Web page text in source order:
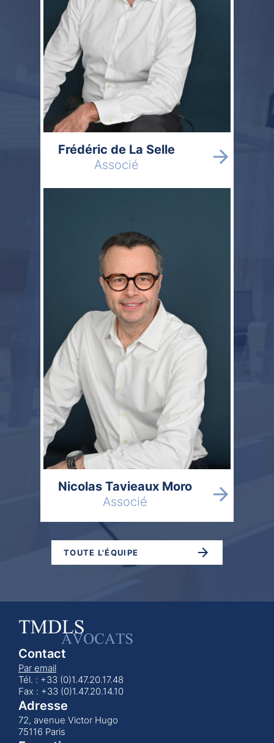
Frédéric de La Selle
Associé
Nicolas Tavieaux Moro
Associé
TOUTE L'ÉQUIPE
Contact
Par email
Tél. : +33 (0)1.47.20.17.48
Fax : +33 (0)1.47.20.14.10
Adresse
72, avenue Victor Hugo
75116 Paris